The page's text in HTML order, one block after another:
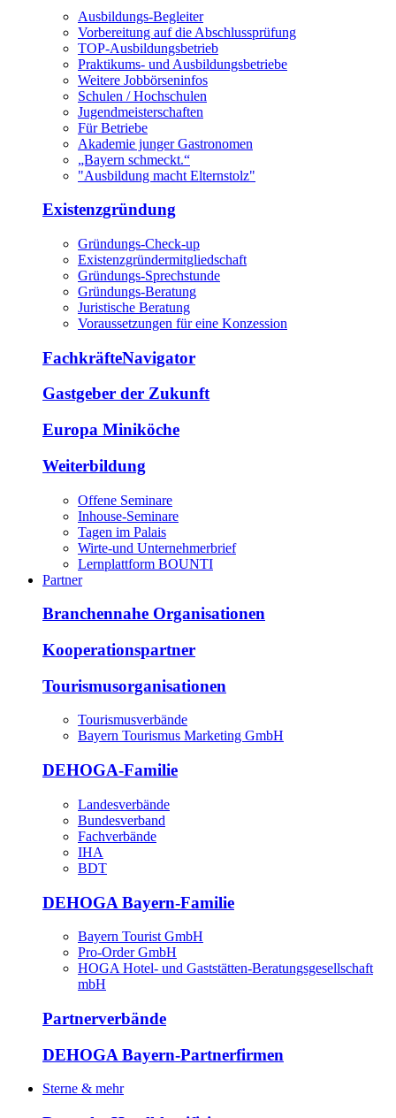
Ausbildungs-Begleiter
Vorbereitung auf die Abschlussprüfung
TOP-Ausbildungsbetrieb
Praktikums- und Ausbildungsbetriebe
Weitere Jobbörseninfos
Schulen / Hochschulen
Jugendmeisterschaften
Für Betriebe
Akademie junger Gastronomen
„Bayern schmeckt.“
"Ausbildung macht Elternstolz"
Existenzgründung
Gründungs-Check-up
Existenzgründermitgliedschaft
Gründungs-Sprechstunde
Gründungs-Beratung
Juristische Beratung
Voraussetzungen für eine Konzession
FachkräfteNavigator
Gastgeber der Zukunft
Europa Miniköche
Weiterbildung
Offene Seminare
Inhouse-Seminare
Tagen im Palais
Wirte-und Unternehmerbrief
Lernplattform BOUNTI
Partner
Branchennahe Organisationen
Kooperationspartner
Tourismusorganisationen
Tourismusverbände
Bayern Tourismus Marketing GmbH
DEHOGA-Familie
Landesverbände
Bundesverband
Fachverbände
IHA
BDT
DEHOGA Bayern-Familie
Bayern Tourist GmbH
Pro-Order GmbH
HOGA Hotel- und Gaststätten-Beratungsgesellschaft
mbH
Partnerverbände
DEHOGA Bayern-Partnerfirmen
Sterne & mehr